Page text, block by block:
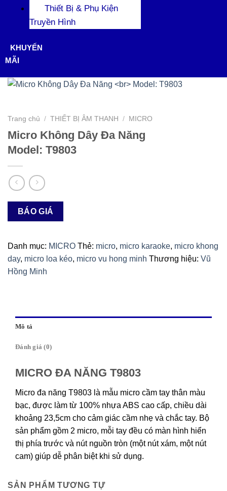
Thiết Bị & Phụ Kiện
Truyền Hình
KHUYẾN
MÃI
Trang chủ / THIẾT BỊ ÂM THANH / MICRO
Micro Không Dây Đa Năng
Model: T9803
BÁO GIÁ
Danh mục: MICRO Thẻ: micro, micro karaoke, micro khong
day, micro loa kéo, micro vu hong minh Thương hiệu: Vũ
Hồng Minh
Mô tả
Đánh giá (0)
MICRO ĐA NĂNG T9803
Micro đa năng T9803 là mẫu micro cầm tay thân màu
bạc, được làm từ 100% nhựa ABS cao cấp, chiều dài
khoảng 23,5cm cho cảm giác cầm nhẹ và chắc tay. Bộ
sản phẩm gồm 2 micro, mỗi tay đều có màn hình hiển
thị phía trước và nút nguồn tròn (một nút xám, một nút
cam) giúp dễ phân biệt khi sử dụng.
SẢN PHẨM TƯƠNG TỰ